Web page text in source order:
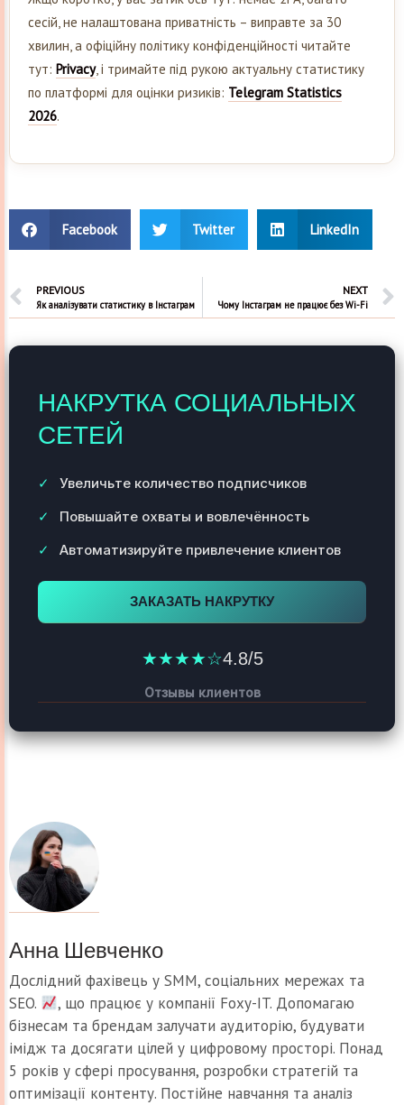
сесій, не налаштована приватність – виправте за 30
хвилин, а офіційну політику конфіденційності читайте
тут: Privacy, і тримайте під рукою актуальну статистику
по платформі для оцінки ризиків: Telegram Statistics
2026.
Facebook Twitter LinkedIn
PREVIOUS
Як аналізувати статистику в Інстаграм
NEXT
Чому Інстаграм не працює без Wi-Fi
НАКРУТКА СОЦИАЛЬНЫХ
СЕТЕЙ
Увеличьте количество подписчиков
Повышайте охваты и вовлечённость
Автоматизируйте привлечение клиентов
ЗАКАЗАТЬ НАКРУТКУ
★★★★☆4.8/5
Отзывы клиентов
Анна Шевченко
Дослідний фахівець у SMM, соціальних мережах та
SEO.
, що працює у компанії Foxy-IT. Допомагаю
бізнесам та брендам залучати аудиторію, будувати
імідж та досягати цілей у цифровому просторі. Понад
5 років у сфері просування, розробки стратегій та
оптимізації контенту. Постійне навчання та аналіз